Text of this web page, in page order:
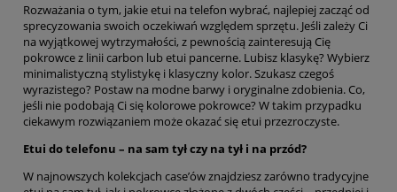
Rozważania o tym, jakie etui na telefon wybrać, najlepiej zacząć od
sprecyzowania swoich oczekiwań względem sprzętu. Jeśli zależy Ci
na wyjątkowej wytrzymałości, z pewnością zainteresują Cię
pokrowce z linii carbon lub etui pancerne. Lubisz klasykę? Wybierz
minimalistyczną stylistykę i klasyczny kolor. Szukasz czegoś
wyrazistego? Postaw na modne barwy i oryginalne zdobienia. Co,
jeśli nie podobają Ci się kolorowe pokrowce? W takim przypadku
ciekawym rozwiązaniem może okazać się etui przezroczyste.
Etui do telefonu – na sam tył czy na tył i na przód?
W najnowszych kolekcjach case’ów znajdziesz zarówno tradycyjne